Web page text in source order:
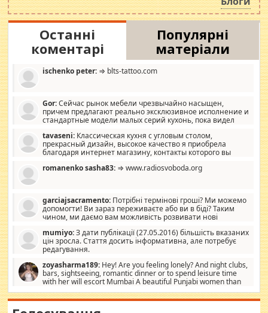
Останні
коментарі
Популярні
матеріали
ischenko peter: ⇒ blts-tattoo.com
Gor:Сейчас рынок мебели чрезвычайно насыщен,
причем предлагают реально эксклюзивное исполнение и
стандартные модели малых серий кухонь, пока видел
стандартные формы, в MebelOk, креативненько и что главное -
со вкусом все в порядке, без ненужных наворотов удорожающих
мебель, а это не последний фактор.
tavaseni: Классическая кухня с угловым столом,
прекрасный дизайн, высокое качество я приобрела
благодаря интернет магазину, контакты которого вы
romanenko sasha83: ⇒ www.radiosvoboda.org
garciajsacramento: Потрібні термінові гроші? Ми можемо
допомогти! Ви зараз переживаєте або ви в біді? Таким
чином, ми даємо вам можливість розвивати нові
допомагати людям, які намагаються дати їм шанс. Кожен
заслуговує на другий шанс, і, оскільки влада не зможе, вони
повинні приймати від інших. Для нас нема багато суми, і зрілість
витрат, а тільки узгоджених сум і нічого іншого. Не чекайте і не
коментуйте цей пост. Введіть суму, яку ви хочете подати, і ми
зв'яжемося з вами з усіма варіантами. зв'яжіться з нами
сьогодні на garciajsacramento@gmail.com Вам потрібні термінові
гроші? Ми можемо допомогти!
mumiyo:З дати публікації (27.05.2016) більшість вказаних
цін зросла. Стаття досить інформативна, але потребує
редагування.
zoyasharma189: Hey! Are you feeling lonely? And night clubs,
bars, sightseeing, romantic dinner or to spend leisure time
with her will escort Mumbai A beautiful Punjabi women than
sexy escort companion in arms that you guys feel like 5 star luxury
hotel had to spend the night in their search for loved solitaire free